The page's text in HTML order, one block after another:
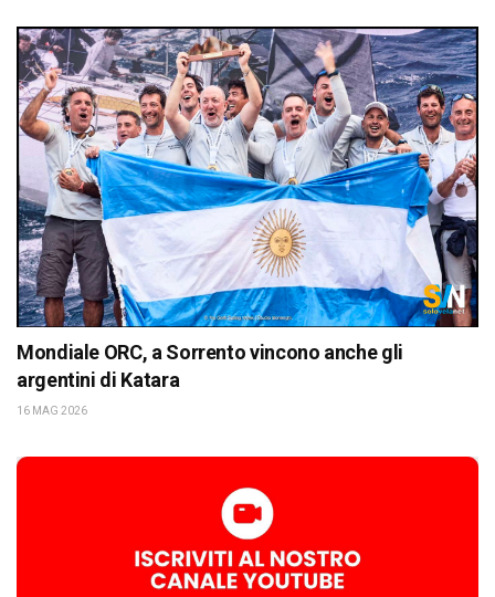
Mondiale ORC, a Sorrento vincono anche gli
argentini di Katara
16 MAG 2026